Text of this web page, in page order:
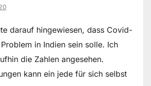
darauf hingewiesen, dass Covid-
in Indien sein solle. Ich
die Zahlen angesehen.
kann ein jede für sich selbst